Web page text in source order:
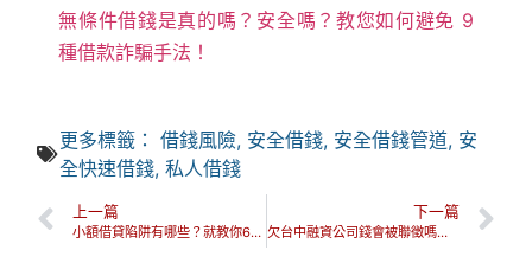
無條件借錢是真的嗎？安全嗎？教您如何避免 9
種借款詐騙手法！
更多標籤： 借錢風險, 安全借錢, 安全借錢管道, 安
全快速借錢,私人借錢
上一篇
小額借貸陷阱有哪些？就教你6招方法，如何安全判斷小額借貸！
下一篇
欠台中融資公司錢會被聯徵嗎？還不出來有協商空間嗎？